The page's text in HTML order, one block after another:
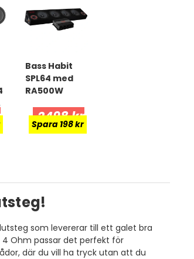
Bass Habit
SPL64 med
RA500W
2498 kr
Spara 198 kr
som levererar till ett galet bra
i 4 Ohm passar det perfekt för
där du vill ha tryck utan att du